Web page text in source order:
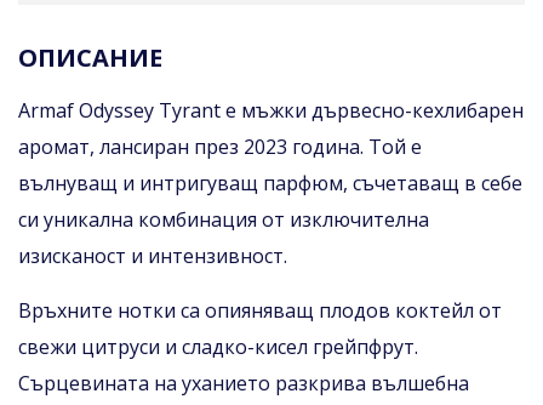
ОПИСАНИЕ
Armaf Odyssey Tyrant е мъжки дървесно-кехлибарен
аромат, лансиран през 2023 година. Той е
вълнуващ и интригуващ парфюм, съчетаващ в себе
си уникална комбинация от изключителна
изисканост и интензивност.
Връхните нотки са опияняващ плодов коктейл от
свежи цитруси и сладко-кисел грейпфрут.
Сърцевината на уханието разкрива вълшебна